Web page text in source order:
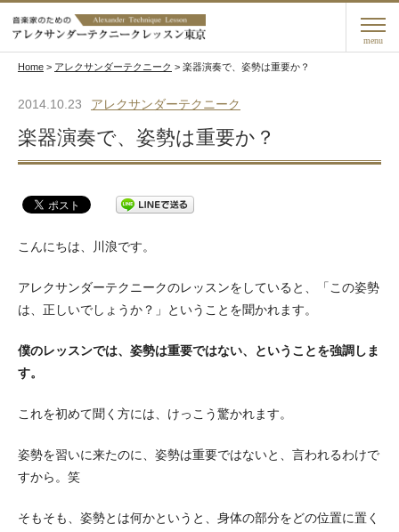
menu
Home > アレクサンダーテクニーク > 楽器演奏で、姿勢は重要か？
2014.10.23 アレクサンダーテクニーク
楽器演奏で、姿勢は重要か？
こんにちは、川浪です。
アレクサンダーテクニークのレッスンをしていると、「この姿勢
は、正しいでしょうか？」ということを聞かれます。
僕のレッスンでは、姿勢は重要ではない、ということを強調しま
す。
これを初めて聞く方には、けっこう驚かれます。
姿勢を習いに来たのに、姿勢は重要ではないと、言われるわけで
すから。笑
そもそも、姿勢とは何かというと、身体の部分をどの位置に置く